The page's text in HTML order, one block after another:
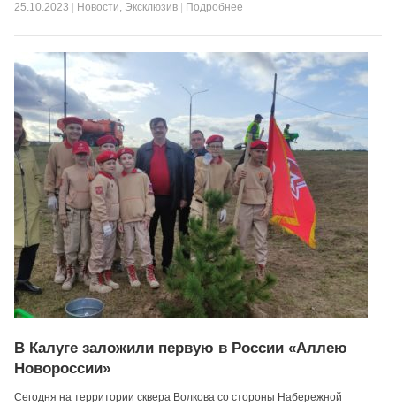
25.10.2023 Новости, Эксклюзив Подробнее
В Калуге заложили первую в России «Аллею
Новороссии»
Сегодня на территории сквера Волкова со стороны Набережной